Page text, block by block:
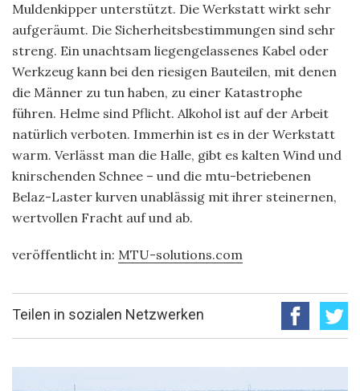
Muldenkipper unterstützt. Die Werkstatt wirkt sehr
aufgeräumt. Die Sicherheitsbestimmungen sind sehr
streng. Ein unachtsam liegengelassenes Kabel oder
Werkzeug kann bei den riesigen Bauteilen, mit denen
die Männer zu tun haben, zu einer Katastrophe
führen. Helme sind Pflicht. Alkohol ist auf der Arbeit
natürlich verboten. Immerhin ist es in der Werkstatt
warm. Verlässt man die Halle, gibt es kalten Wind und
knirschenden Schnee – und die mtu-betriebenen
Belaz-Laster kurven unablässig mit ihrer steinernen,
wertvollen Fracht auf und ab.
veröffentlicht in: MTU-solutions.com
Teilen in sozialen Netzwerken